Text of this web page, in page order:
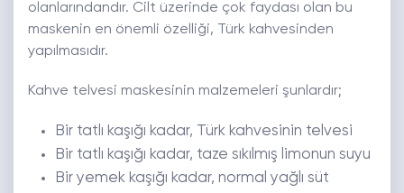
olanlarındandır. Cilt üzerinde çok faydası olan bu
maskenin en önemli özelliği, Türk kahvesinden
yapılmasıdır.
Kahve telvesi maskesinin malzemeleri şunlardır;
Bir tatlı kaşığı kadar, Türk kahvesinin telvesi
Bir tatlı kaşığı kadar, taze sıkılmış limonun suyu
Bir yemek kaşığı kadar, normal yağlı süt